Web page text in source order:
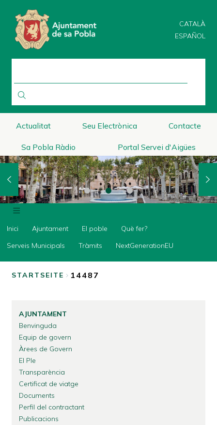
CATALÀ
ESPAÑOL
Actualitat Seu Electrònica Contacte
Sa Pobla Ràdio Portal Servei d'Aigües
Inici
Ajuntament
El
Serveis
Municipals
Tràmits
NextGenerationEU
Inici Ajuntament El poble
Què fer?
Serveis Municipals
Tràmits NextGenerationEU
STARTSEITE 14487
AJUNTAMENT
Benvinguda
Equip de govern
Àrees de Govern
El Ple
Transparència
Certificat de viatge
Documents
Perfil del contractant
Publicacions